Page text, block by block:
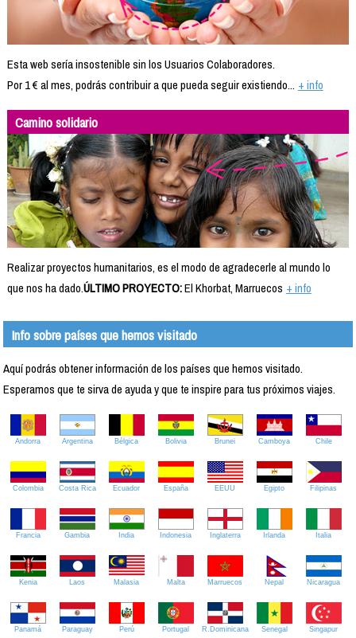
Esta web sería insostenible sin los Usuarios Colaboradores.
Por 1 € al mes, podrás contribuir a que pueda seguir existiendo... + info
Camino solidario
Realizar proyectos humanitarios, es el modo de agradecerle al mundo lo
que nos ha dado.ÚLTIMO PROYECTO:El Khorbat, Marruecos + info
Info sobre países que hemos visitado
Aquí podrás obtener información de los países que hemos visitado.
Esperamos que te sirva de ayuda y que te inspire para tus próximos viajes.
Andorra Argentina Bélgica Bolivia Brunei Camboya Chile
Colombia Costa Rica Ecuador España EEUU Egipto Filipinas
Francia Gambia India Indonesia Inglaterra Irlanda Italia
Kenia Laos Malasia Malta Marruecos Nepal Nicaragua
Panamá Paraguay Perú Portugal R.Dominicana Senegal Singapur